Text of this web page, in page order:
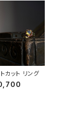
カット リング